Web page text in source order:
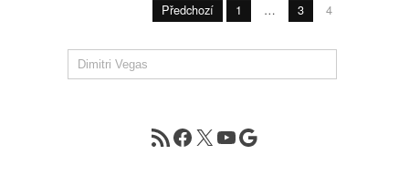
Předchozí 1 … 3 4
RSS zdrojFacebook
X YouTube
Google